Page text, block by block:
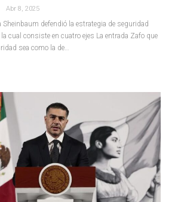
Abr 8, 2025
Sheinbaum defendió la estrategia de seguridad
cual consiste en cuatro ejes La entrada Zafo que
sea como la de…